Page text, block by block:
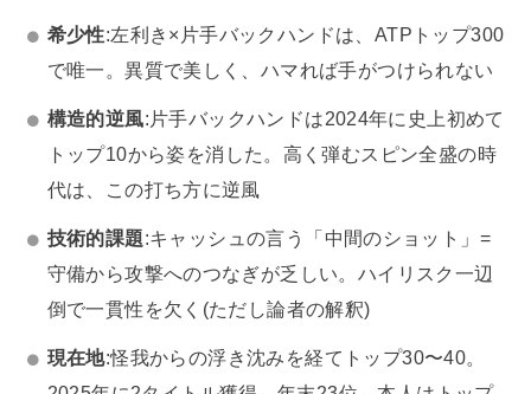
希少性:左利き×片手バックハンドは、ATPトップ300
で唯一。異質で美しく、ハマれば手がつけられない
構造的逆風:片手バックハンドは2024年に史上初めて
トップ10から姿を消した。高く弾むスピン全盛の時
代は、この打ち方に逆風
技術的課題:キャッシュの言う「中間のショット」=
守備から攻撃へのつなぎが乏しい。ハイリスク一辺
倒で一貫性を欠く(ただし論者の解釈)
現在地:怪我からの浮き沈みを経てトップ30〜40。